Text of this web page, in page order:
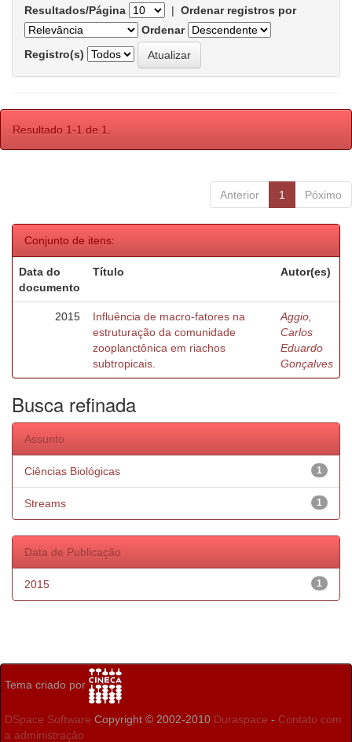
Resultados/Página | Ordenar registros por
Ordenar
Registro(s)
Resultado 1-1 de 1.
Anterior 1 Póximo
Conjunto de itens:
Data do
documento
Título Autor(es)
2015
Influência de macro-fatores na
estruturação da comunidade
zooplanctônica em riachos
subtropicais.
Aggio,
Carlos
Eduardo
Gonçalves
Busca refinada
Assunto
1
Ciências Biológicas
1
Streams
Data de Publicação
1
2015
Tema criado por
DSpace Software Copyright © 2002-2010 Duraspace - Contato com
a administração